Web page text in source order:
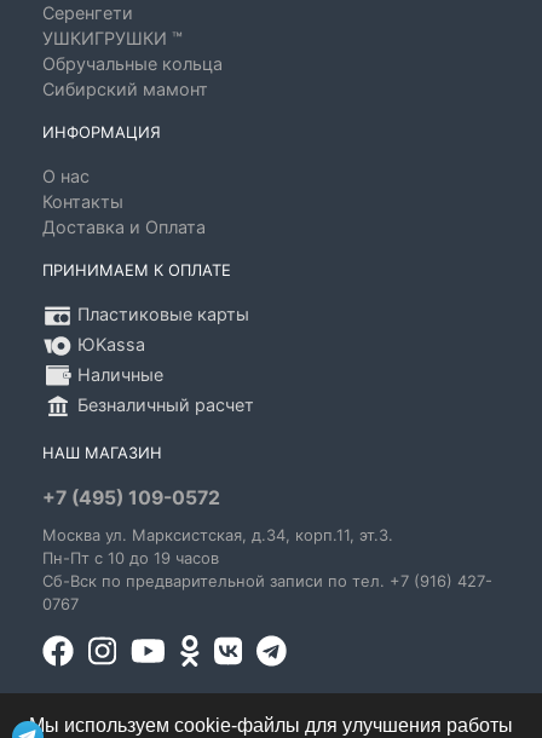
Серенгети
УШКИГРУШКИ ™
Обручальные кольца
Сибирский мамонт
ИНФОРМАЦИЯ
О нас
Контакты
Доставка и Оплата
ПРИНИМАЕМ К ОПЛАТЕ
Пластиковые карты
ЮKassa
Наличные
Безналичный расчет
НАШ МАГАЗИН
+7 (495) 109-0572
Москва ул. Марксистская, д.34, корп.11, эт.3.
Пн-Пт c 10 до 19 часов
Сб-Вск по предварительной записи по тел. +7 (916) 427-
0767
Мы используем cookie-файлы для улучшения работы